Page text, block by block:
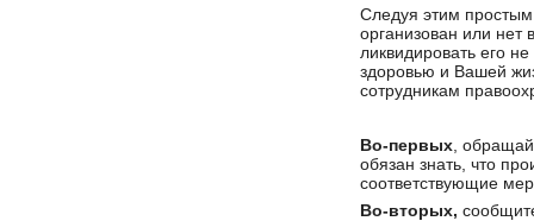
Следуя этим
организован или
ликвидировать его
здоровью и Вашей
сотрудникам
Во-первых ,
обязан знать, что
соответствующие
Во-вторых,